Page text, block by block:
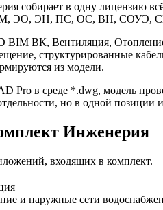
собирает в одну лицензию
ЭО, ЭН, ПС, ОС, ВН, СОУЭ,
BIM ВК, Вентиляция,
структурированные
из модели.
Pro в среде *.dwg, модель
но в одной позиции
Инженерия
входящих в комплект.
и наружные сети